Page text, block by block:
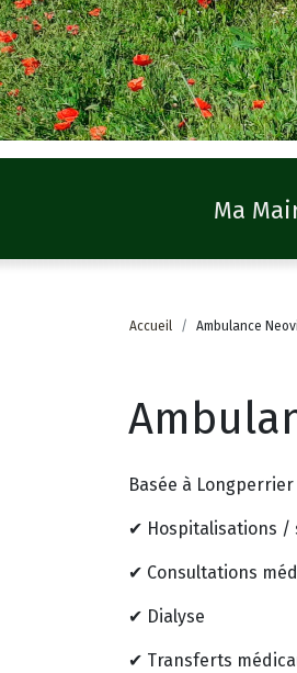
Ma
Accueil Ambulance
Basée à
✔ Hospitalisations /
✔ Consultations
✔ Dialyse
✔ Transferts